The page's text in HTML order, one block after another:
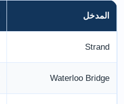
المدخل
Strand
Waterloo Bridge